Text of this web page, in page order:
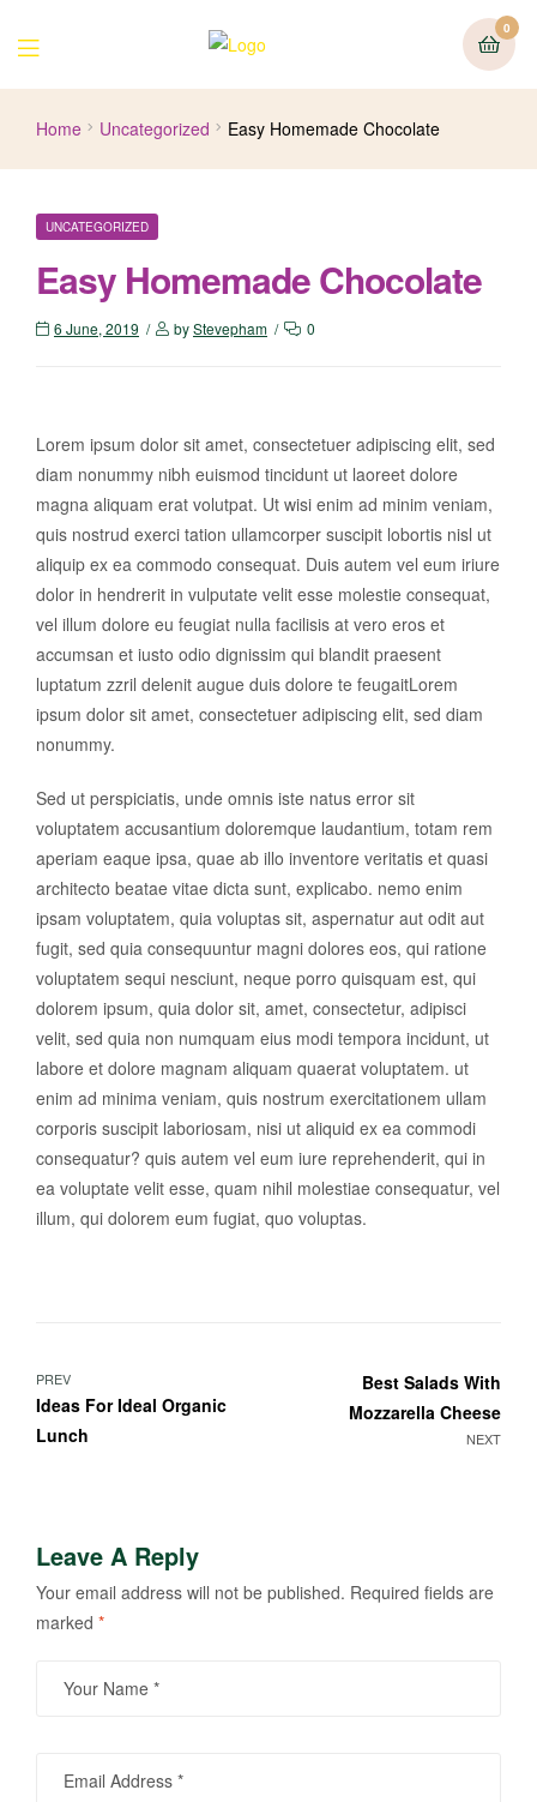
0
Home Uncategorized Easy Homemade Chocolate
UNCATEGORIZED
Easy Homemade Chocolate
6 June, 2019 byStevepham 0
Lorem ipsum dolor sit amet, consectetuer adipiscing elit, sed
diam nonummy nibh euismod tincidunt ut laoreet dolore
magna aliquam erat volutpat. Ut wisi enim ad minim veniam,
quis nostrud exerci tation ullamcorper suscipit lobortis nisl ut
aliquip ex ea commodo consequat. Duis autem vel eum iriure
dolor in hendrerit in vulputate velit esse molestie consequat,
vel illum dolore eu feugiat nulla facilisis at vero eros et
accumsan et iusto odio dignissim qui blandit praesent
luptatum zzril delenit augue duis dolore te feugaitLorem
ipsum dolor sit amet, consectetuer adipiscing elit, sed diam
nonummy.
Sed ut perspiciatis, unde omnis iste natus error sit
voluptatem accusantium doloremque laudantium, totam rem
aperiam eaque ipsa, quae ab illo inventore veritatis et quasi
architecto beatae vitae dicta sunt, explicabo. nemo enim
ipsam voluptatem, quia voluptas sit, aspernatur aut odit aut
fugit, sed quia consequuntur magni dolores eos, qui ratione
voluptatem sequi nesciunt, neque porro quisquam est, qui
dolorem ipsum, quia dolor sit, amet, consectetur, adipisci
velit, sed quia non numquam eius modi tempora incidunt, ut
labore et dolore magnam aliquam quaerat voluptatem. ut
enim ad minima veniam, quis nostrum exercitationem ullam
corporis suscipit laboriosam, nisi ut aliquid ex ea commodi
consequatur? quis autem vel eum iure reprehenderit, qui in
ea voluptate velit esse, quam nihil molestiae consequatur, vel
illum, qui dolorem eum fugiat, quo voluptas.
PREV
Ideas For Ideal Organic
Lunch
NEXT
Best Salads With
Mozzarella Cheese
Leave A Reply
Your email address will not be published. Required fields are
marked *